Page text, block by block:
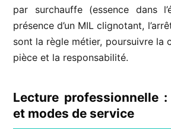
par surchauffe (essence dans
présence d’un MIL clignotant,
sont la règle métier, poursuivre la
pièce et la responsabilité.
Lecture professionnelle :
et modes de service